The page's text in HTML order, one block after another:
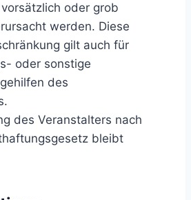
oder grob
werden. Diese
gilt auch für
oder sonstige
des
des Veranstalters nach
bleibt